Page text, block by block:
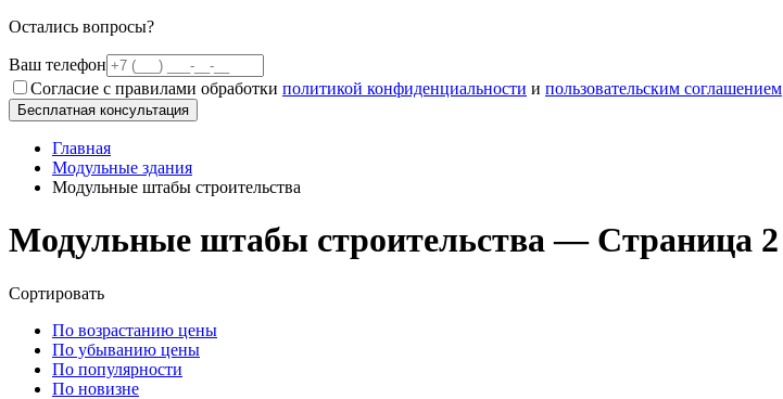
Остались вопросы?
Ваш телефон
Согласие с правилами обработки политикой конфиденциальности и пользовательским соглашением
Бесплатная консультация
Главная
Модульные здания
Модульные штабы строительства
Модульные штабы строительства — Страница 2
Сортировать
По возрастанию цены
По убыванию цены
По популярности
По новизне